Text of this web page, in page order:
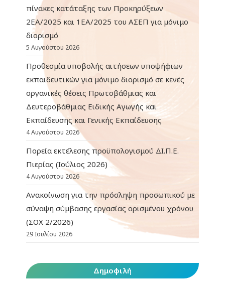
πίνακες κατάταξης των Προκηρύξεων
2ΕΑ/2025 και 1ΕΑ/2025 του ΑΣΕΠ για μόνιμο
διορισμό
5 Αυγούστου 2026
Προθεσμία υποβολής αιτήσεων υποψήφιων
εκπαιδευτικών για μόνιμο διορισμό σε κενές
οργανικές θέσεις Πρωτοβάθμιας και
Δευτεροβάθμιας Ειδικής Αγωγής και
Εκπαίδευσης και Γενικής Εκπαίδευσης
4 Αυγούστου 2026
Πορεία εκτέλεσης προϋπολογισμού ΔΙ.Π.Ε.
Πιερίας (Ιούλιος 2026)
4 Αυγούστου 2026
Ανακοίνωση για την πρόσληψη προσωπικού με
σύναψη σύμβασης εργασίας ορισμένου χρόνου
(ΣΟΧ 2/2026)
29 Ιουλίου 2026
Δημοφιλή